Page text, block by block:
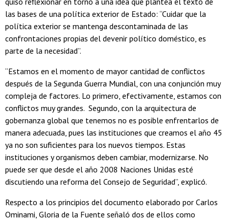
las bases de una política exterior de Estado: “Cuidar que la
política exterior se mantenga descontaminada de las
confrontaciones propias del devenir político doméstico, es
parte de la necesidad”.
“Estamos en el momento de mayor cantidad de conflictos
después de la Segunda Guerra Mundial, con una conjunción muy
compleja de factores. Lo primero, efectivamente, estamos con
conflictos muy grandes. Segundo, con la arquitectura de
gobernanza global que tenemos no es posible enfrentarlos de
manera adecuada, pues las instituciones que creamos el año 45
ya no son suficientes para los nuevos tiempos. Estas
instituciones y organismos deben cambiar, modernizarse. No
puede ser que desde el año 2008 Naciones Unidas esté
discutiendo una reforma del Consejo de Seguridad”, explicó.
Respecto a los principios del documento elaborado por Carlos
Ominami, Gloria de la Fuente señaló dos de ellos como